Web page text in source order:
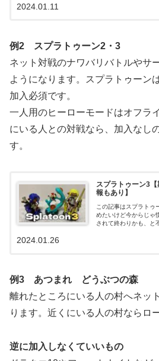
ばポケモンの変化がわ
2024.01.11
例2 スプラトゥーン2・3
ネット対戦のナワバリバトルやサ
ようになります。スプラトゥーン
加入必須です。
一人用のヒーローモードはオフラ
にいる人との対戦なら、加入なし
す。
スプラトゥーン3
報もあり】
この記事はスプラトゥ
めたいけど今からじゃ
されて終わりかも、と
記事を読めばその方法
2024.01.26
例3 あつまれ どうぶつの森
離れたところにいる人の村へネッ
ります。近くにいる人の村ならロ
逆に加入しなくていいもの